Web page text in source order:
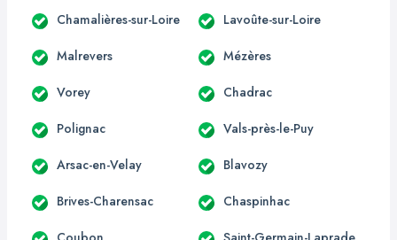
Chamalières-sur-Loire Lavoûte-sur-Loire
Malrevers Mézères
Vorey Chadrac
Polignac Vals-près-le-Puy
Arsac-en-Velay Blavozy
Brives-Charensac Chaspinhac